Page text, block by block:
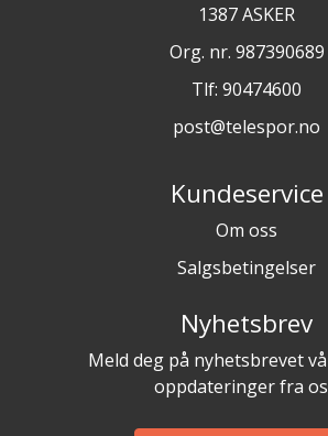
1387 ASKER
Org. nr. 987390689
Tlf: 90474600
post@telespor.no
Kundeservice
Om oss
Salgsbetingelser
Nyhetsbrev
Meld deg på nyhetsbrevet
oppdateringer fra